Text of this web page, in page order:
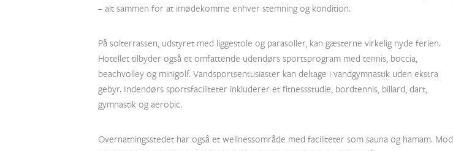
– alt sammen for at imødekomme enhver stemning og kondition.
På solterrassen, udstyret med liggestole og parasoller, kan gæsterne virkelig nyde ferien.
Hotellet tilbyder også et omfattende udendørs sportsprogram med tennis, boccia,
beachvolley og minigolf. Vandsportsentusiaster kan deltage i vandgymnastik uden ekstra
gebyr. Indendørs sportsfaciliteter inkluderer et fitnessstudie, bordtennis, billard, dart,
gymnastik og aerobic.
Overnatningsstedet har også et wellnessområde med faciliteter som sauna og hamam. Mod